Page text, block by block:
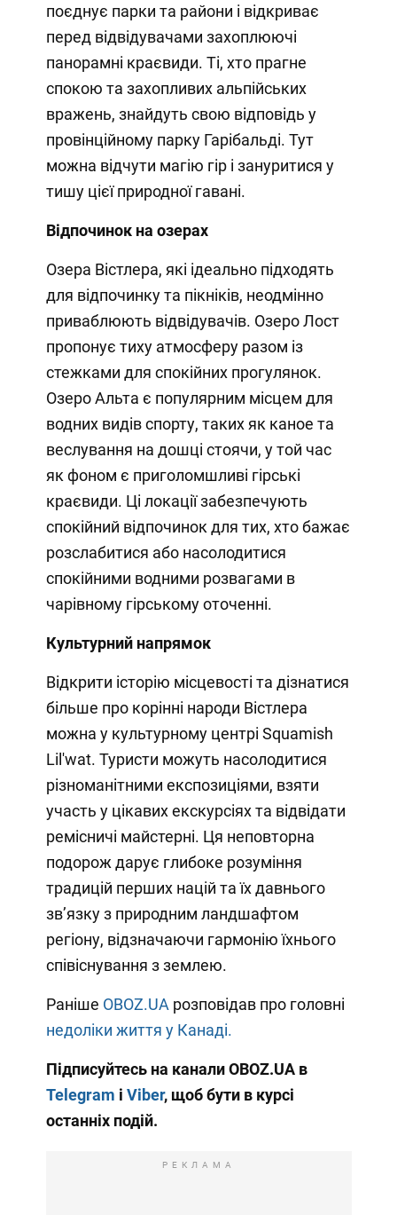
поєднує парки та райони і відкриває
перед відвідувачами захоплюючі
панорамні краєвиди. Ті, хто прагне
спокою та захопливих альпійських
вражень, знайдуть свою відповідь у
провінційному парку Гарібальді. Тут
можна відчути магію гір і зануритися у
тишу цієї природної гавані.
Відпочинок на озерах
Озера Вістлера, які ідеально підходять
для відпочинку та пікніків, неодмінно
приваблюють відвідувачів. Озеро Лост
пропонує тиху атмосферу разом із
стежками для спокійних прогулянок.
Озеро Альта є популярним місцем для
водних видів спорту, таких як каное та
веслування на дошці стоячи, у той час
як фоном є приголомшливі гірські
краєвиди. Ці локації забезпечують
спокійний відпочинок для тих, хто бажає
розслабитися або насолодитися
спокійними водними розвагами в
чарівному гірському оточенні.
Культурний напрямок
Відкрити історію місцевості та дізнатися
більше про корінні народи Вістлера
можна у культурному центрі Squamish
Lil'wat. Туристи можуть насолодитися
різноманітними експозиціями, взяти
участь у цікавих екскурсіях та відвідати
ремісничі майстерні. Ця неповторна
подорож дарує глибоке розуміння
традицій перших націй та їх давнього
зв’язку з природним ландшафтом
регіону, відзначаючи гармонію їхнього
співіснування з землею.
Раніше OBOZ.UA розповідав про головні
недоліки життя у Канаді.
Підписуйтесь на канали OBOZ.UA в
Telegram і Viber, щоб бути в курсі
останніх подій.
РЕКЛАМА